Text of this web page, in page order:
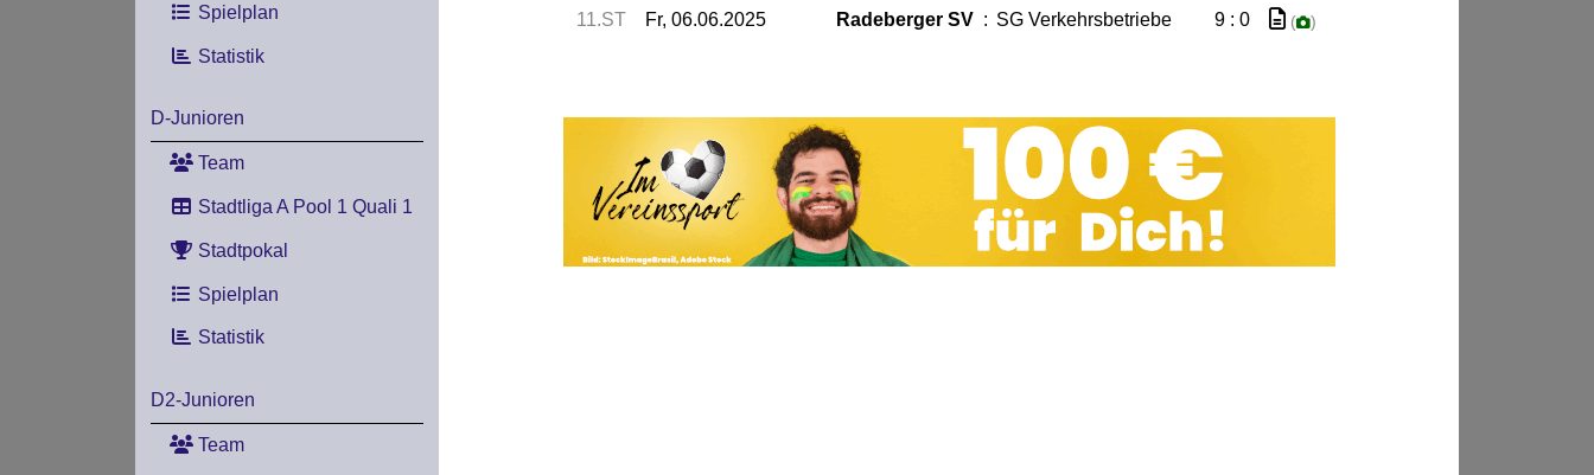
Spielplan
Statistik
D-Junioren
Team
Stadtliga A Pool 1 Quali 1
Stadtpokal
Spielplan
Statistik
D2-Junioren
Team
11.ST Fr, 06.06.2025 Radeberger SV : SG Verkehrsbetriebe 9 : 0 ( )